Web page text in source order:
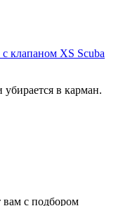
с клапаном XS Scuba
убирается в карман.
с подбором